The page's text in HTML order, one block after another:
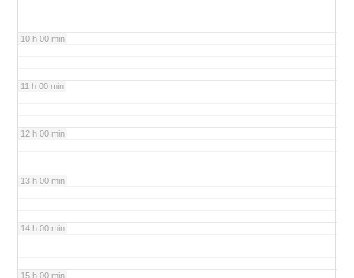
10 h 00 min
11 h 00 min
12 h 00 min
13 h 00 min
14 h 00 min
15 h 00 min